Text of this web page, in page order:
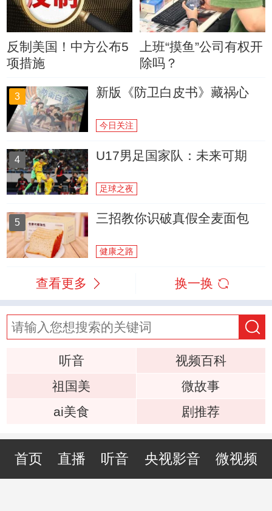
反制美国！中方公布5
项措施
上班“摸鱼”公司有权开
除吗？
3 新版《防卫白皮书》藏祸心
今日关注
4 U17男足国家队：未来可期
足球之夜
5 三招教你识破真假全麦面包
健康之路
查看更多 换一换
听音
视频百科
祖国美
微故事
ai美食
剧推荐
首页 直播 听音 央视影音 微视频